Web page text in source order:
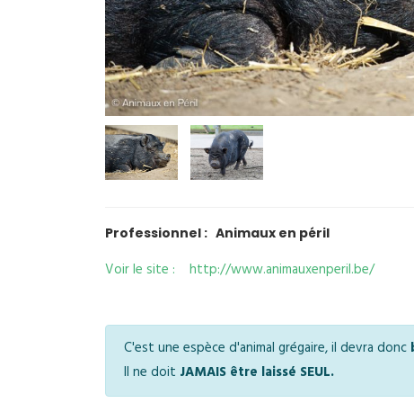
Professionnel : Animaux en péril
Voir le site : http://www.animauxenperil.be/
C'est une espèce d'animal grégaire, il devra donc
Il ne doit JAMAIS être laissé SEUL.